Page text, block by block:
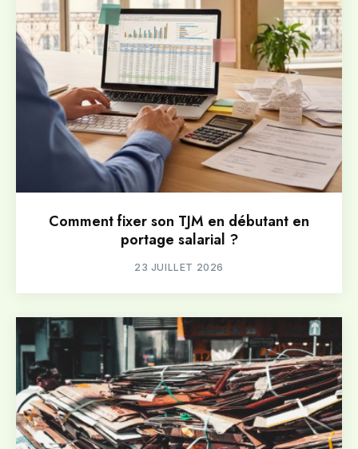
Comment fixer son TJM en débutant en
portage salarial ?
23 JUILLET 2026